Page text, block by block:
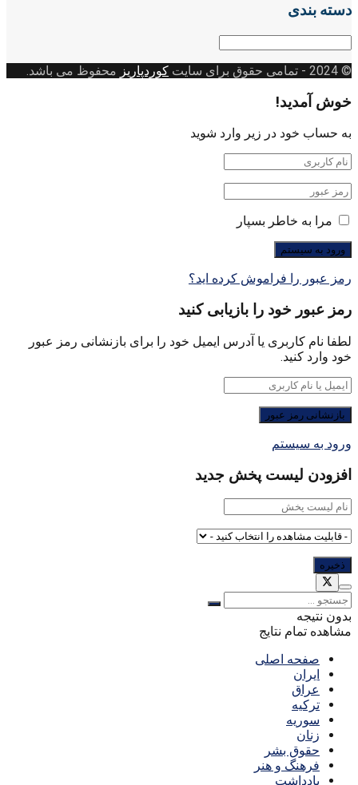
دسته بندی
دسته
© 2024
- تمامی حقوق برای سایت کوردپاریز محفوظ می باشد.
خوش آمدید!
به حساب خود در زیر وارد شوید
مرا به خاطر بسپار
رمز عبور را فراموش کرده اید؟
رمز عبور خود را بازیابی کنید
لطفا نام کاربری یا آدرس ایمیل خود را برای بازنشانی رمز عبور
خود وارد کنید.
ورود به سیستم
افزودن لیست پخش جدید
بدون نتیجه
مشاهده تمام نتایج
صفحه اصلی
ایران
عراق
ترکیه
سوریه
زنان
حقوق بشر
فرهنگ و هنر
یادداشت